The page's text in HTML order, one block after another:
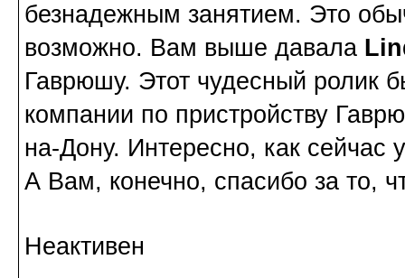
безнадежным занятием. Это
возможно. Вам выше давала
Гаврюшу. Этот чудесный ролик
компании по пристройству
на-Дону. Интересно, как сейчас
А Вам, конечно, спасибо за то,
Неактивен